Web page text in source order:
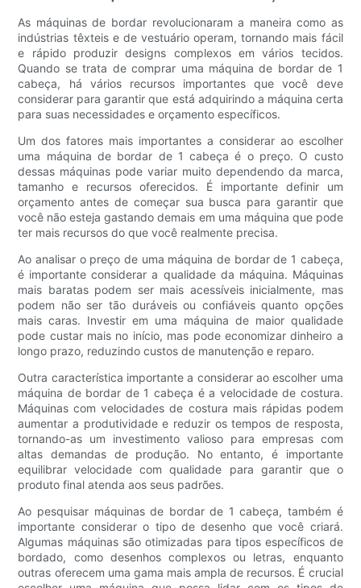
As máquinas de bordar revolucionaram a maneira como as
indústrias têxteis e de vestuário operam, tornando mais fácil
e rápido produzir designs complexos em vários tecidos.
Quando se trata de comprar uma máquina de bordar de 1
cabeça, há vários recursos importantes que você deve
considerar para garantir que está adquirindo a máquina certa
para suas necessidades e orçamento específicos.
Um dos fatores mais importantes a considerar ao escolher
uma máquina de bordar de 1 cabeça é o preço. O custo
dessas máquinas pode variar muito dependendo da marca,
tamanho e recursos oferecidos. É importante definir um
orçamento antes de começar sua busca para garantir que
você não esteja gastando demais em uma máquina que pode
ter mais recursos do que você realmente precisa.
Ao analisar o preço de uma máquina de bordar de 1 cabeça,
é importante considerar a qualidade da máquina. Máquinas
mais baratas podem ser mais acessíveis inicialmente, mas
podem não ser tão duráveis ou confiáveis quanto opções
mais caras. Investir em uma máquina de maior qualidade
pode custar mais no início, mas pode economizar dinheiro a
longo prazo, reduzindo custos de manutenção e reparo.
Outra característica importante a considerar ao escolher uma
máquina de bordar de 1 cabeça é a velocidade de costura.
Máquinas com velocidades de costura mais rápidas podem
aumentar a produtividade e reduzir os tempos de resposta,
tornando-as um investimento valioso para empresas com
altas demandas de produção. No entanto, é importante
equilibrar velocidade com qualidade para garantir que o
produto final atenda aos seus padrões.
Ao pesquisar máquinas de bordar de 1 cabeça, também é
importante considerar o tipo de desenho que você criará.
Algumas máquinas são otimizadas para tipos específicos de
bordado, como desenhos complexos ou letras, enquanto
outras oferecem uma gama mais ampla de recursos. É crucial